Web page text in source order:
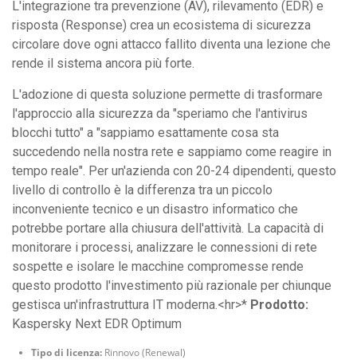
L'integrazione tra prevenzione (AV), rilevamento (EDR) e
risposta (Response) crea un ecosistema di sicurezza
circolare dove ogni attacco fallito diventa una lezione che
rende il sistema ancora più forte.
L'adozione di questa soluzione permette di trasformare
l'approccio alla sicurezza da "speriamo che l'antivirus
blocchi tutto" a "sappiamo esattamente cosa sta
succedendo nella nostra rete e sappiamo come reagire in
tempo reale". Per un'azienda con 20-24 dipendenti, questo
livello di controllo è la differenza tra un piccolo
inconveniente tecnico e un disastro informatico che
potrebbe portare alla chiusura dell'attività. La capacità di
monitorare i processi, analizzare le connessioni di rete
sospette e isolare le macchine compromesse rende
questo prodotto l'investimento più razionale per chiunque
gestisca un'infrastruttura IT moderna.<hr>* Prodotto:
Kaspersky Next EDR Optimum
Tipo di licenza: Rinnovo (Renewal)